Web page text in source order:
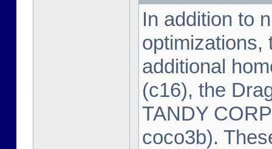
In addition to
optimizations,
additional
(c16), the
TANDY
coco3b).